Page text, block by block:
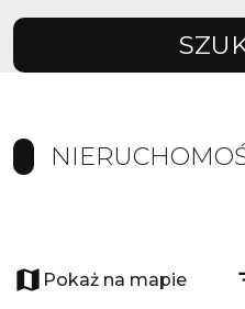
−Pokaż na mapie